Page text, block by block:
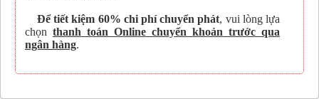
Để tiết kiệm 60% chi phí chuyển phát, vui lòng lựa
chọn thanh toán Online chuyển khoản trước qua
ngân hàng.